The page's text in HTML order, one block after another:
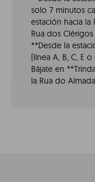
solo 7 minutos
estación hacia la
Rua dos
**Desde la
(línea A, B, C, E
Bájate en
la Rua do